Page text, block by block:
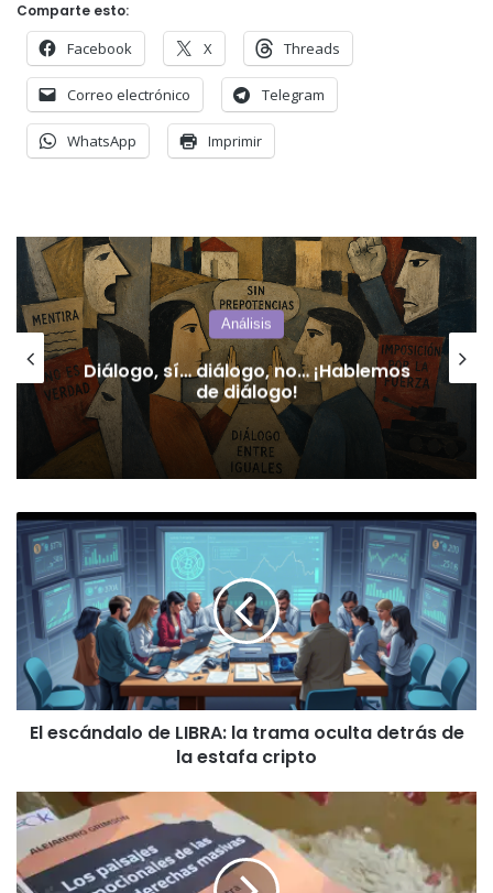
Comparte esto:
Facebook X Threads
Correo electrónico Telegram
WhatsApp Imprimir
San Luis
El mapa de la deuda interpela a San
Luis: Pedernera aparece entre los
departamentos con más deudores
El
escándalo
de
LIBRA:
trama
oculta
detrás
de
El escándalo de LIBRA: la trama oculta detrás de
la estafa cripto
Los
paisajes
emocionales
de